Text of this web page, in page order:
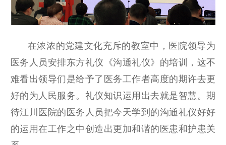
在浓浓的党建文化充斥的教室中，医院领导为
医务人员安排东方礼仪《沟通礼仪》的培训，这不
难看出领导们是给予了医务工作者高度的期许去更
好的为人民服务。礼仪知识运用出去就是智慧。期
待江川医院的医务人员把今天学到的沟通礼仪好好
的运用在工作之中创造出更加和谐的医患和护患关